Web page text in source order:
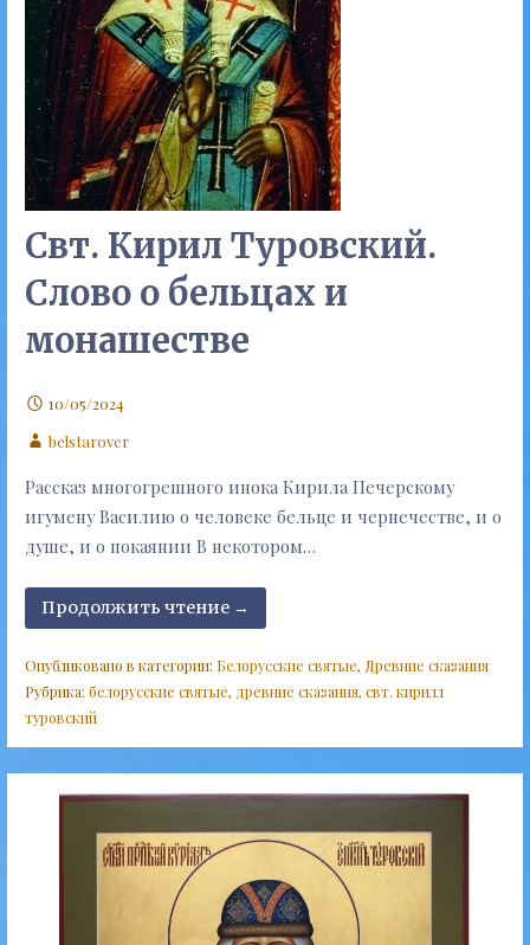
Свт. Кирил Туровский.
Слово о бельцах и
монашестве
10/05/2024
belstarover
Рассказ многогрешного инока Кирила Печерскому
игумену Василию о человеке бельце и чернечестве, и о
душе, и о покаянии В некотором…
Продолжить чтение →
Опубликовано в категории: Белорусские святые, Древние сказания
Рубрика: белорусские святые, древние сказания, свт. кирилл
туровский